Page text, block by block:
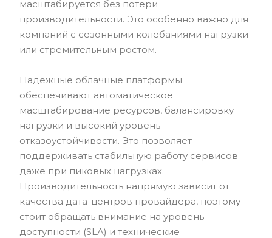
масштабируется без потери
производительности. Это особенно важно для
компаний с сезонными колебаниями нагрузки
или стремительным ростом.
Надежные облачные платформы
обеспечивают автоматическое
масштабирование ресурсов, балансировку
нагрузки и высокий уровень
отказоустойчивости. Это позволяет
поддерживать стабильную работу сервисов
даже при пиковых нагрузках.
Производительность напрямую зависит от
качества дата-центров провайдера, поэтому
стоит обращать внимание на уровень
доступности (SLA) и технические